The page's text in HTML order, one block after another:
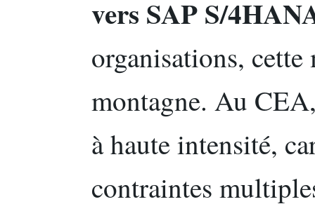
vers SAP S/
organisations,
montagne. Au
à haute intensité,
contraintes